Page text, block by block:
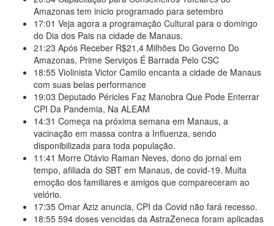
Amazonas tem inicio programado para setembro
17:01 Veja agora a programação Cultural para o domingo
do Dia dos Pais na cidade de Manaus.
21:23 Após Receber R$21,4 Milhões Do Governo Do
Amazonas, Prime Serviços É Barrada Pelo CSC
18:55 Violinista Victor Camilo encanta a cidade de Manaus
com suas belas performance
19:03 Deputado Péricles Faz Manobra Que Pode Enterrar
CPI Da Pandemia, Na ALEAM
14:31 Começa na próxima semana em Manaus, a
vacinação em massa contra a Influenza, sendo
disponibilizada para toda população.
11:41 Morre Otávio Raman Neves, dono do jornal em
tempo, afiliada do SBT em Manaus, de covid-19. Muita
emoção dos familiares e amigos que compareceram ao
velório.
17:35 Omar Aziz anuncia, CPI da Covid não fará recesso.
18:55 594 doses vencidas da AstraZeneca foram aplicadas